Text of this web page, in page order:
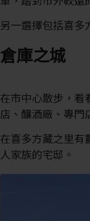
另一選擇包括喜多
倉庫之城
在市中心散步，看
店、釀酒廠、專門
在喜多方藏之里有
人家族的宅邸。